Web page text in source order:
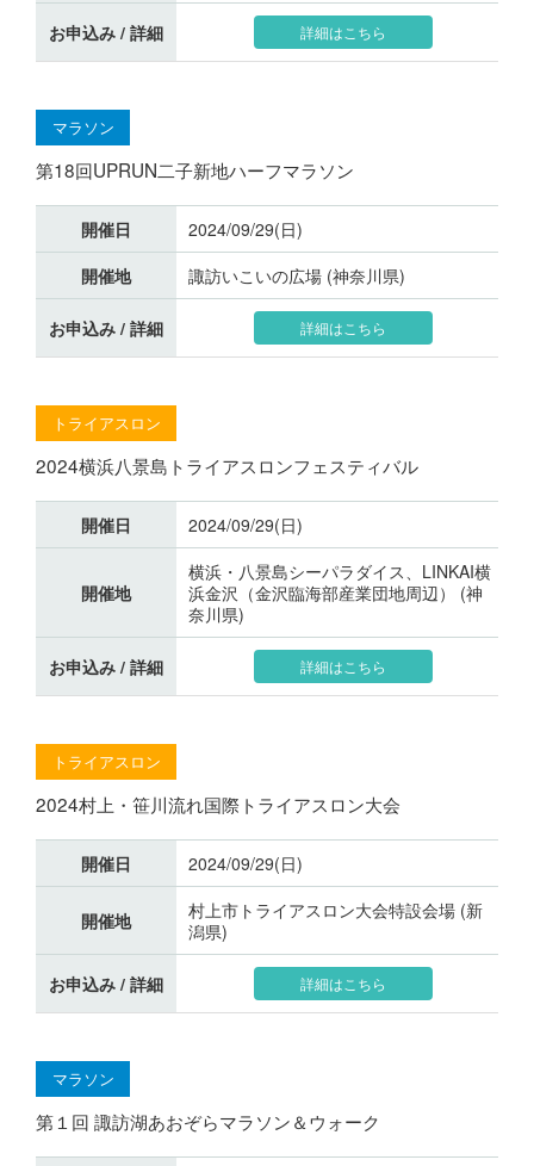
お申込み / 詳細 詳細はこちら
マラソン
第18回UPRUN二子新地ハーフマラソン
開催日
2024/09/29(日)
開催地
諏訪いこいの広場 (神奈川県)
お申込み / 詳細 詳細はこちら
トライアスロン
2024横浜八景島トライアスロンフェスティバル
開催日 2024/09/29(日)
開催地
横浜・八景島シーパラダイス、LINKAI横
浜金沢（金沢臨海部産業団地周辺） (神
奈川県)
お申込み / 詳細 詳細はこちら
トライアスロン
2024村上・笹川流れ国際トライアスロン大会
開催日 2024/09/29(日)
開催地
村上市トライアスロン大会特設会場 (新
潟県)
お申込み / 詳細 詳細はこちら
マラソン
第１回 諏訪湖あおぞらマラソン＆ウォーク